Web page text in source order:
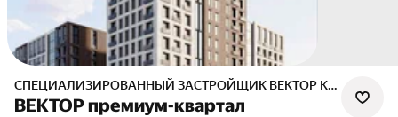
СПЕЦИАЛИЗИРОВАННЫЙ ЗАСТРОЙЩИК ВЕКТОР КВАРТАЛ
ВЕКТОР премиум-квартал